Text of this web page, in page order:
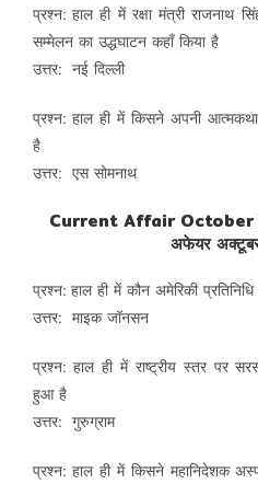
प्रश्न: हाल ही में रक्षा मंत्री राजनाथ
सम्मेलन का उद्धघाटन कहाँ किया है
उत्तर: नई दिल्ली
प्रश्न: हाल ही में किसने अपनी
है
उत्तर: एस सोमनाथ
Current Affair
अफेयर
प्रश्न: हाल ही में कौन अमेरिकी
उत्तर: माइक जॉनसन
प्रश्न: हाल ही में राष्ट्रीय स्तर पर
हुआ है
उत्तर: गुरुग्राम
प्रश्न: हाल ही में किसने महानिदेशक